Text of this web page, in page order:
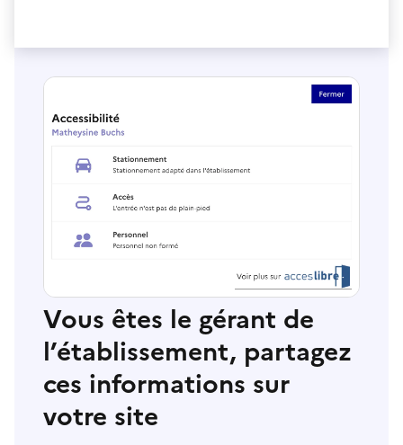
Vous êtes le gérant de
l’établissement, partagez
ces informations sur
votre site